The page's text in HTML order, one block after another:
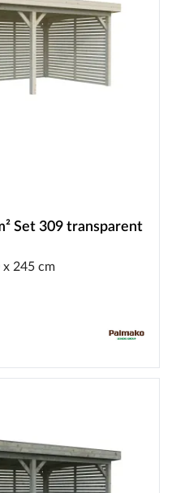
Set 309 transparent
x 245 cm